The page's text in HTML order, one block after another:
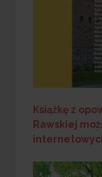
Książkę z
Rawskiej